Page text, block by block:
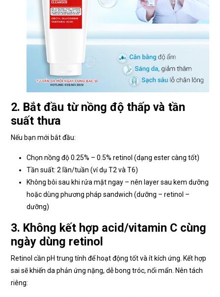
2. Bắt đầu từ nồng độ thấp và tần
suất thưa
Nếu bạn mới bắt đầu:
Chọn nồng độ 0.25% – 0.5% retinol (dạng ester càng tốt)
Tần suất: 2 lần/tuần (ví dụ T2 và T6)
Không bôi sau khi rửa mặt ngay – nên layer sau kem dưỡng
hoặc dùng phương pháp sandwich (dưỡng – retinol –
dưỡng)
3. Không kết hợp acid/vitamin C cùng
ngày dùng retinol
Retinol cần pH trung tính để hoạt động tốt và ít kích ứng. Kết hợp
sai sẽ khiến da phản ứng nặng, dễ bong tróc, nổi mẩn. Nên tách
riêng: